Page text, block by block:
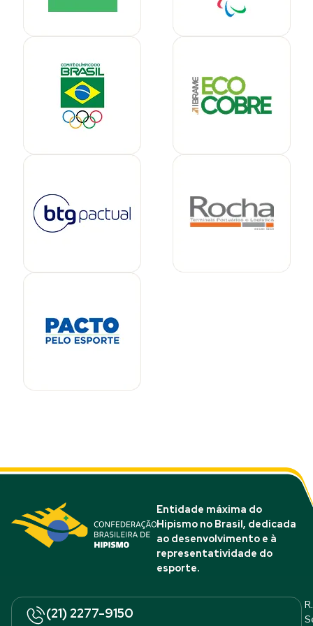
Entidade máxima do
Hipismo no Brasil, dedicada
ao desenvolvimento e à
representatividade do
esporte.
(21) 2277-9150
R.